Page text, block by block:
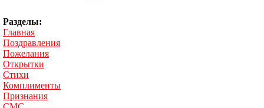
Разделы:
Главная
Поздравления
Пожелания
Открытки
Стихи
Комплименты
Признания